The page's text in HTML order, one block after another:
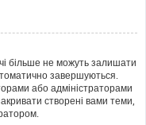
більше не можуть залишати
завершуються.
або адміністраторами
створені вами теми,